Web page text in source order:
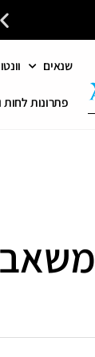
שנאים
פתרונות לחות